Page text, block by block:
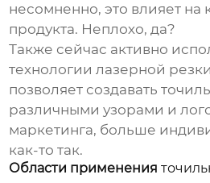
несомненно, это влияет на
продукта. Неплохо, да?
Также сейчас активно
технологии лазерной
позволяет создавать
различными узорами и
маркетинга, больше
как-то так.
Области применения